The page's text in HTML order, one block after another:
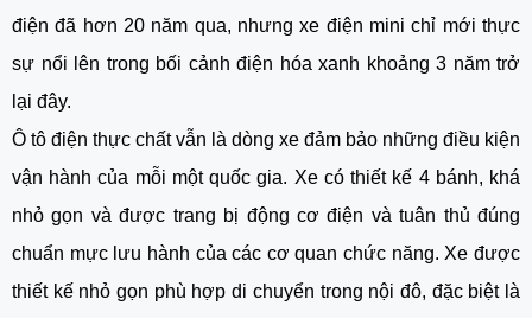
điện đã hơn 20 năm qua, nhưng xe điện mini chỉ mới thực
sự nổi lên trong bối cảnh điện hóa xanh khoảng 3 năm trở
lại đây.
Ô tô điện thực chất vẫn là dòng xe đảm bảo những điều kiện
vận hành của mỗi một quốc gia. Xe có thiết kế 4 bánh, khá
nhỏ gọn và được trang bị động cơ điện và tuân thủ đúng
chuẩn mực lưu hành của các cơ quan chức năng. Xe được
thiết kế nhỏ gọn phù hợp di chuyển trong nội đô, đặc biệt là